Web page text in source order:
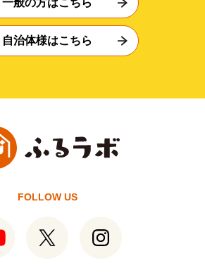
一般の方はこちら
自治体様はこちら
FOLLOW US